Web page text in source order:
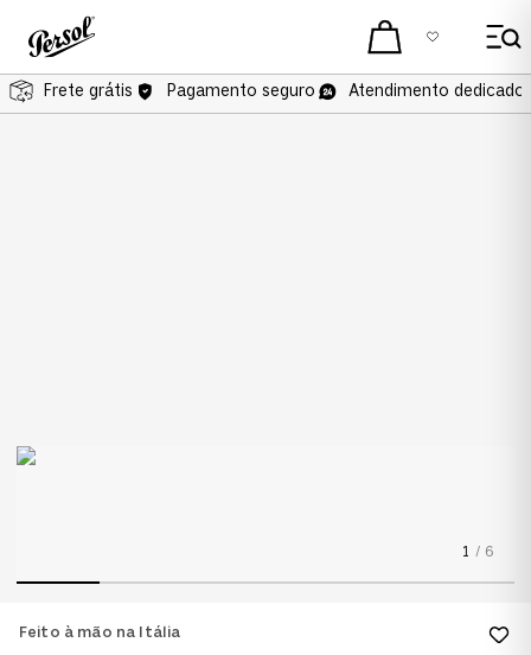
Frete grátis Pagamento seguro Atendimento dedicado
1 / 6
Feito à mão na Itália